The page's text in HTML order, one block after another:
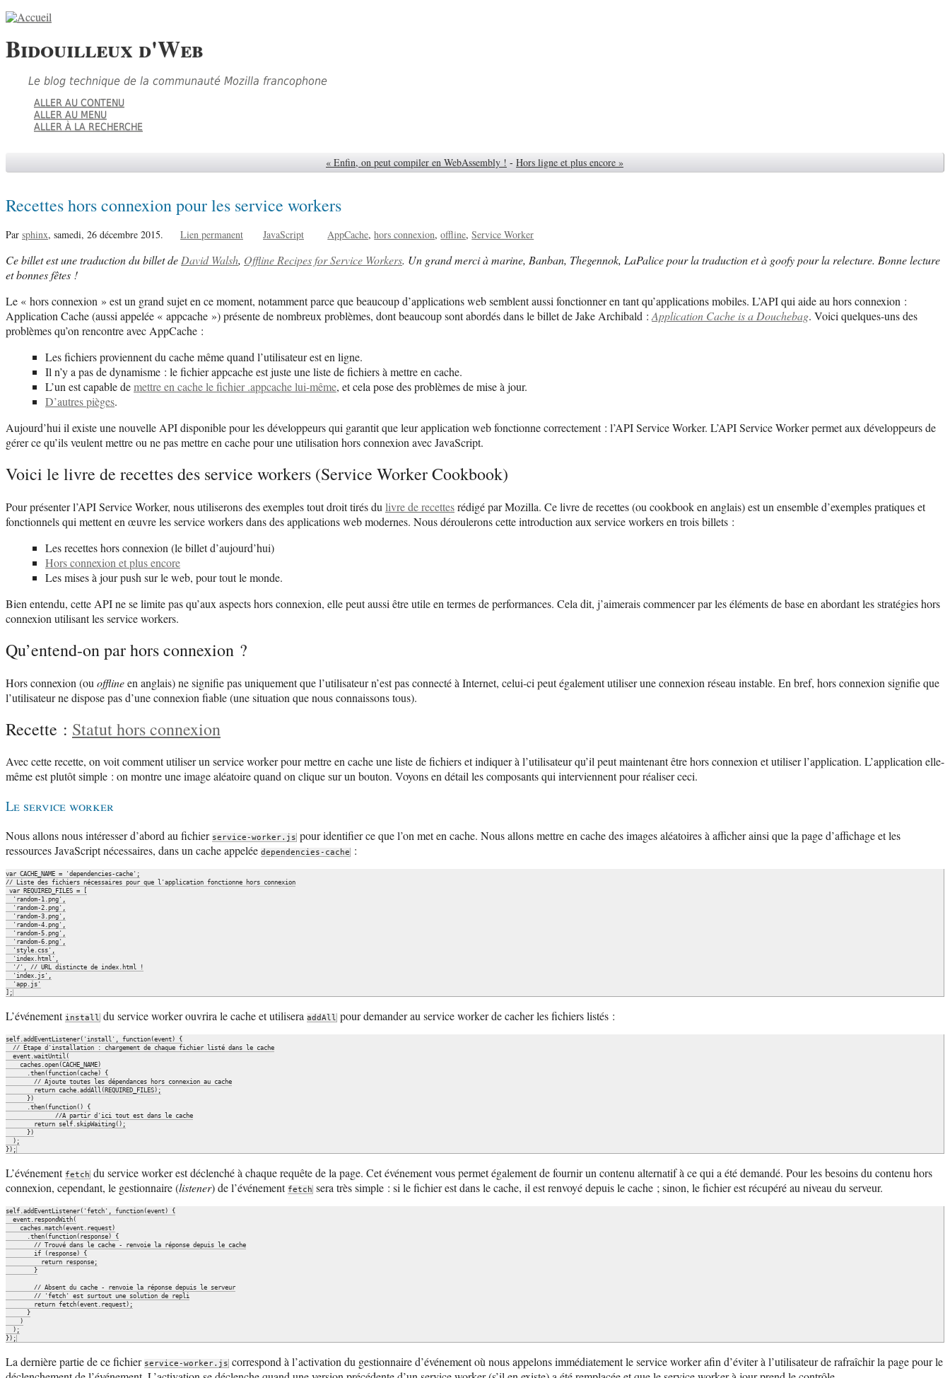
Bidouilleux d'Web
Le blog technique de la communauté Mozilla francophone
ALLER AU CONTENU
ALLER AU MENU
ALLER À LA RECHERCHE
« Enfin, on peut compiler en WebAssembly ! - Hors ligne et plus encore »
Recettes hors connexion pour les service workers
Par sphinx, samedi, 26 décembre 2015. Lien permanent JavaScript AppCache hors connexion offline Service Worker
Ce billet est une traduction du billet de David Walsh, Offline Recipes for Service Workers. Un grand merci à marine, Banban, Thegennok, LaPalice pour la traduction et à goofy pour la relecture. Bonne lecture
et bonnes fêtes !
Le « hors connexion » est un grand sujet en ce moment, notamment parce que beaucoup d’applications web semblent aussi fonctionner en tant qu’applications mobiles. L’API qui aide au hors connexion :
Application Cache (aussi appelée « appcache ») présente de nombreux problèmes, dont beaucoup sont abordés dans le billet de Jake Archibald : Application Cache is a Douchebag. Voici quelques-uns des
problèmes qu’on rencontre avec AppCache :
Les fichiers proviennent du cache même quand l’utilisateur est en ligne.
Il n’y a pas de dynamisme : le fichier appcache est juste une liste de fichiers à mettre en cache.
L’un est capable demettre en cache le fichier .appcache lui-même, et cela pose des problèmes de mise à jour.
D’autres pièges.
Aujourd’hui il existe une nouvelle API disponible pour les développeurs qui garantit que leur application web fonctionne correctement : l’API Service Worker. L’API Service Worker permet aux développeurs de
gérer ce qu’ils veulent mettre ou ne pas mettre en cache pour une utilisation hors connexion avec JavaScript.
Voici le livre de recettes des service workers (Service Worker Cookbook)
Pour présenter l’API Service Worker, nous utiliserons des exemples tout droit tirés du livre de recettesrédigé par Mozilla. Ce livre de recettes (ou cookbook en anglais) est un ensemble d’exemples pratiques et
fonctionnels qui mettent en œuvre les service workers dans des applications web modernes. Nous déroulerons cette introduction aux service workers en trois billets :
Les recettes hors connexion (le billet d’aujourd’hui)
Hors connexion et plus encore
Les mises à jour push sur le web, pour tout le monde.
Bien entendu, cette API ne se limite pas qu’aux aspects hors connexion, elle peut aussi être utile en termes de performances. Cela dit, j’aimerais commencer par les éléments de base en abordant les stratégies hors
connexion utilisant les service workers.
Qu’entend-on par hors connexion ?
Hors connexion (ou offlineen anglais) ne signifie pas uniquement que l’utilisateur n’est pas connecté à Internet, celui-ci peut également utiliser une connexion réseau instable. En bref, hors connexion signifie que
l’utilisateur ne dispose pas d’une connexion fiable (une situation que nous connaissons tous).
Recette : Statut hors connexion
Avec cette recette, on voit comment utiliser un service worker pour mettre en cache une liste de fichiers et indiquer à l’utilisateur qu’il peut maintenant être hors connexion et utiliser l’application. L’application elle-
même est plutôt simple : on montre une image aléatoire quand on clique sur un bouton. Voyons en détail les composants qui interviennent pour réaliser ceci.
Le service worker
Nous allons nous intéresser d’abord au fichier service-worker.js pour identifier ce que l’on met en cache. Nous allons mettre en cache des images aléatoires à afficher ainsi que la page d’affichage et les
ressources JavaScript nécessaires, dans un cache appelée dependencies-cache :
var CACHE_NAME = 'dependencies-cache';
// Liste des fichiers nécessaires pour que l'application fonctionne hors connexion
var REQUIRED_FILES = [
  'random-1.png',
  'random-2.png',
  'random-3.png',
  'random-4.png',
  'random-5.png',
  'random-6.png',
  'style.css',
  'index.html',
  '/', // URL distincte de index.html !
  'index.js',
  'app.js'
L’événement install du service worker ouvrira le cache et utilisera addAll pour demander au service worker de cacher les fichiers listés :
self.addEventListener('install', function(event) {
  // Étape d'installation : chargement de chaque fichier listé dans le cache
  event.waitUntil(
    caches.open(CACHE_NAME)
      .then(function(cache) {
        // Ajoute toutes les dépendances hors connexion au cache
        return cache.addAll(REQUIRED_FILES);
      })
      .then(function() {
              //A partir d'ici tout est dans le cache
        return self.skipWaiting();
      })
  );
L’événement fetch du service worker est déclenché à chaque requête de la page. Cet événement vous permet également de fournir un contenu alternatif à ce qui a été demandé. Pour les besoins du contenu hors
connexion, cependant, le gestionnaire (listener) de l’événement fetch sera très simple : si le fichier est dans le cache, il est renvoyé depuis le cache ; sinon, le fichier est récupéré au niveau du serveur.
self.addEventListener('fetch', function(event) {
  event.respondWith(
    caches.match(event.request)
      .then(function(response) {
        // Trouvé dans le cache - renvoie la réponse depuis le cache
        if (response) {
          return response;
        }
        // Absent du cache - renvoie la réponse depuis le serveur
        // 'fetch' est surtout une solution de repli
        return fetch(event.request);
      }
    )
  );
La dernière partie de ce fichier service-worker.js correspond à l’activation du gestionnaire d’événement où nous appelons immédiatement le service worker afin d’éviter à l’utilisateur de rafraîchir la page pour le